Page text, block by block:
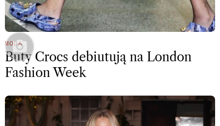
MODA
Buty Crocs debiutują na London
Fashion Week